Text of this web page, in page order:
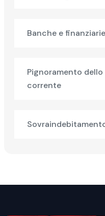
Banche e finanziarie
Pignoramento
corrente